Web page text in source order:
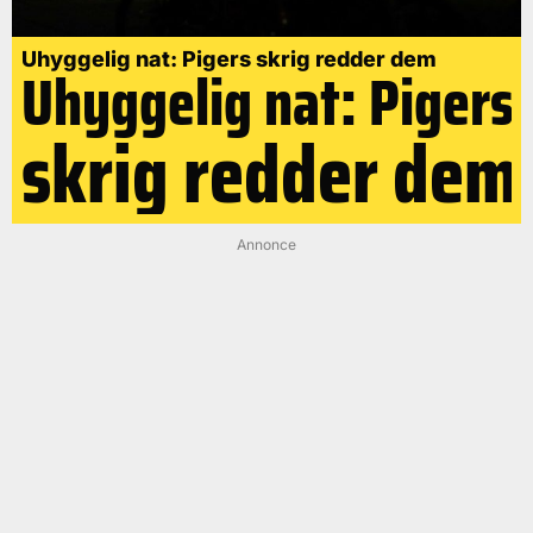
Uhyggelig nat: Pigers skrig redder dem
Uhyggelig nat: Pigers
skrig redder dem
Annonce